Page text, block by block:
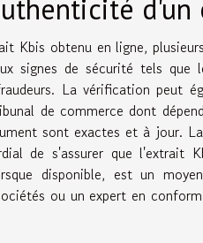
d'un
Kbis obtenu en ligne,
signes de sécurité tels
La vérification peut
de commerce dont
sont exactes et à jour.
de s'assurer que l'extrait
disponible, est un
ou un expert en